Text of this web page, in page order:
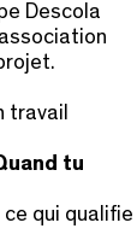
Descola
travail
tu
qui qualifie